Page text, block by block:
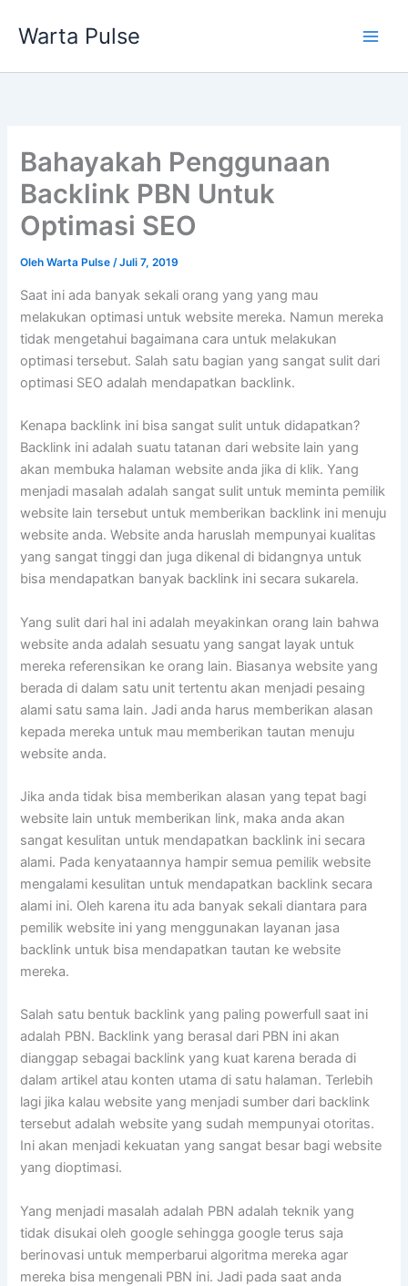
Warta Pulse
Bahayakah Penggunaan
Backlink PBN Untuk
Optimasi SEO
OlehWarta Pulse/Juli 7, 2019
Saat ini ada banyak sekali orang yang yang mau
melakukan optimasi untuk website mereka. Namun mereka
tidak mengetahui bagaimana cara untuk melakukan
optimasi tersebut. Salah satu bagian yang sangat sulit dari
optimasi SEO adalah mendapatkan backlink.
Kenapa backlink ini bisa sangat sulit untuk didapatkan?
Backlink ini adalah suatu tatanan dari website lain yang
akan membuka halaman website anda jika di klik. Yang
menjadi masalah adalah sangat sulit untuk meminta pemilik
website lain tersebut untuk memberikan backlink ini menuju
website anda. Website anda haruslah mempunyai kualitas
yang sangat tinggi dan juga dikenal di bidangnya untuk
bisa mendapatkan banyak backlink ini secara sukarela.
Yang sulit dari hal ini adalah meyakinkan orang lain bahwa
website anda adalah sesuatu yang sangat layak untuk
mereka referensikan ke orang lain. Biasanya website yang
berada di dalam satu unit tertentu akan menjadi pesaing
alami satu sama lain. Jadi anda harus memberikan alasan
kepada mereka untuk mau memberikan tautan menuju
website anda.
Jika anda tidak bisa memberikan alasan yang tepat bagi
website lain untuk memberikan link, maka anda akan
sangat kesulitan untuk mendapatkan backlink ini secara
alami. Pada kenyataannya hampir semua pemilik website
mengalami kesulitan untuk mendapatkan backlink secara
alami ini. Oleh karena itu ada banyak sekali diantara para
pemilik website ini yang menggunakan layanan jasa
backlink untuk bisa mendapatkan tautan ke website
mereka.
Salah satu bentuk backlink yang paling powerfull saat ini
adalah PBN. Backlink yang berasal dari PBN ini akan
dianggap sebagai backlink yang kuat karena berada di
dalam artikel atau konten utama di satu halaman. Terlebih
lagi jika kalau website yang menjadi sumber dari backlink
tersebut adalah website yang sudah mempunyai otoritas.
Ini akan menjadi kekuatan yang sangat besar bagi website
yang dioptimasi.
Yang menjadi masalah adalah PBN adalah teknik yang
tidak disukai oleh google sehingga google terus saja
berinovasi untuk memperbarui algoritma mereka agar
mereka bisa mengenali PBN ini. Jadi pada saat anda